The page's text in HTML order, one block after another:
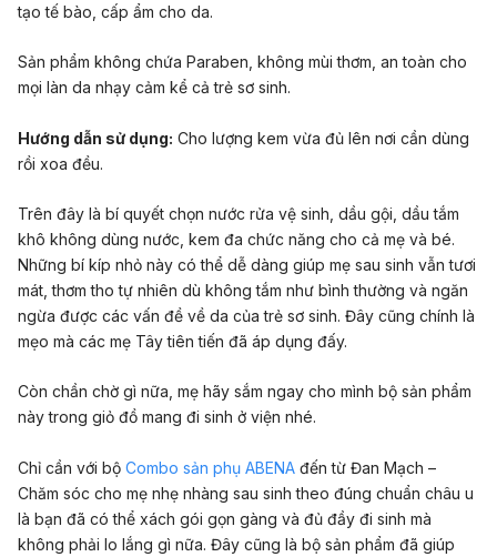
tạo tế bào, cấp ẩm cho da.
Sản phẩm không chứa Paraben, không mùi thơm, an toàn cho
mọi làn da nhạy cảm kể cả trẻ sơ sinh.
Hướng dẫn sử dụng: Cho lượng kem vừa đủ lên nơi cần dùng
rồi xoa đều.
Trên đây là bí quyết chọn nước rửa vệ sinh, dầu gội, dầu tắm
khô không dùng nước, kem đa chức năng cho cả mẹ và bé.
Những bí kíp nhỏ này có thể dễ dàng giúp mẹ sau sinh vẫn tươi
mát, thơm tho tự nhiên dù không tắm như bình thường và ngăn
ngừa được các vấn đề về da của trẻ sơ sinh. Đây cũng chính là
mẹo mà các mẹ Tây tiên tiến đã áp dụng đấy.
Còn chần chờ gì nữa, mẹ hãy sắm ngay cho mình bộ sản phẩm
này trong giỏ đồ mang đi sinh ở viện nhé.
Chỉ cần với bộ Combo sản phụ ABENA đến từ Đan Mạch –
Chăm sóc cho mẹ nhẹ nhàng sau sinh theo đúng chuẩn châu u
là bạn đã có thể xách gói gọn gàng và đủ đầy đi sinh mà
không phải lo lắng gì nữa. Đây cũng là bộ sản phẩm đã giúp